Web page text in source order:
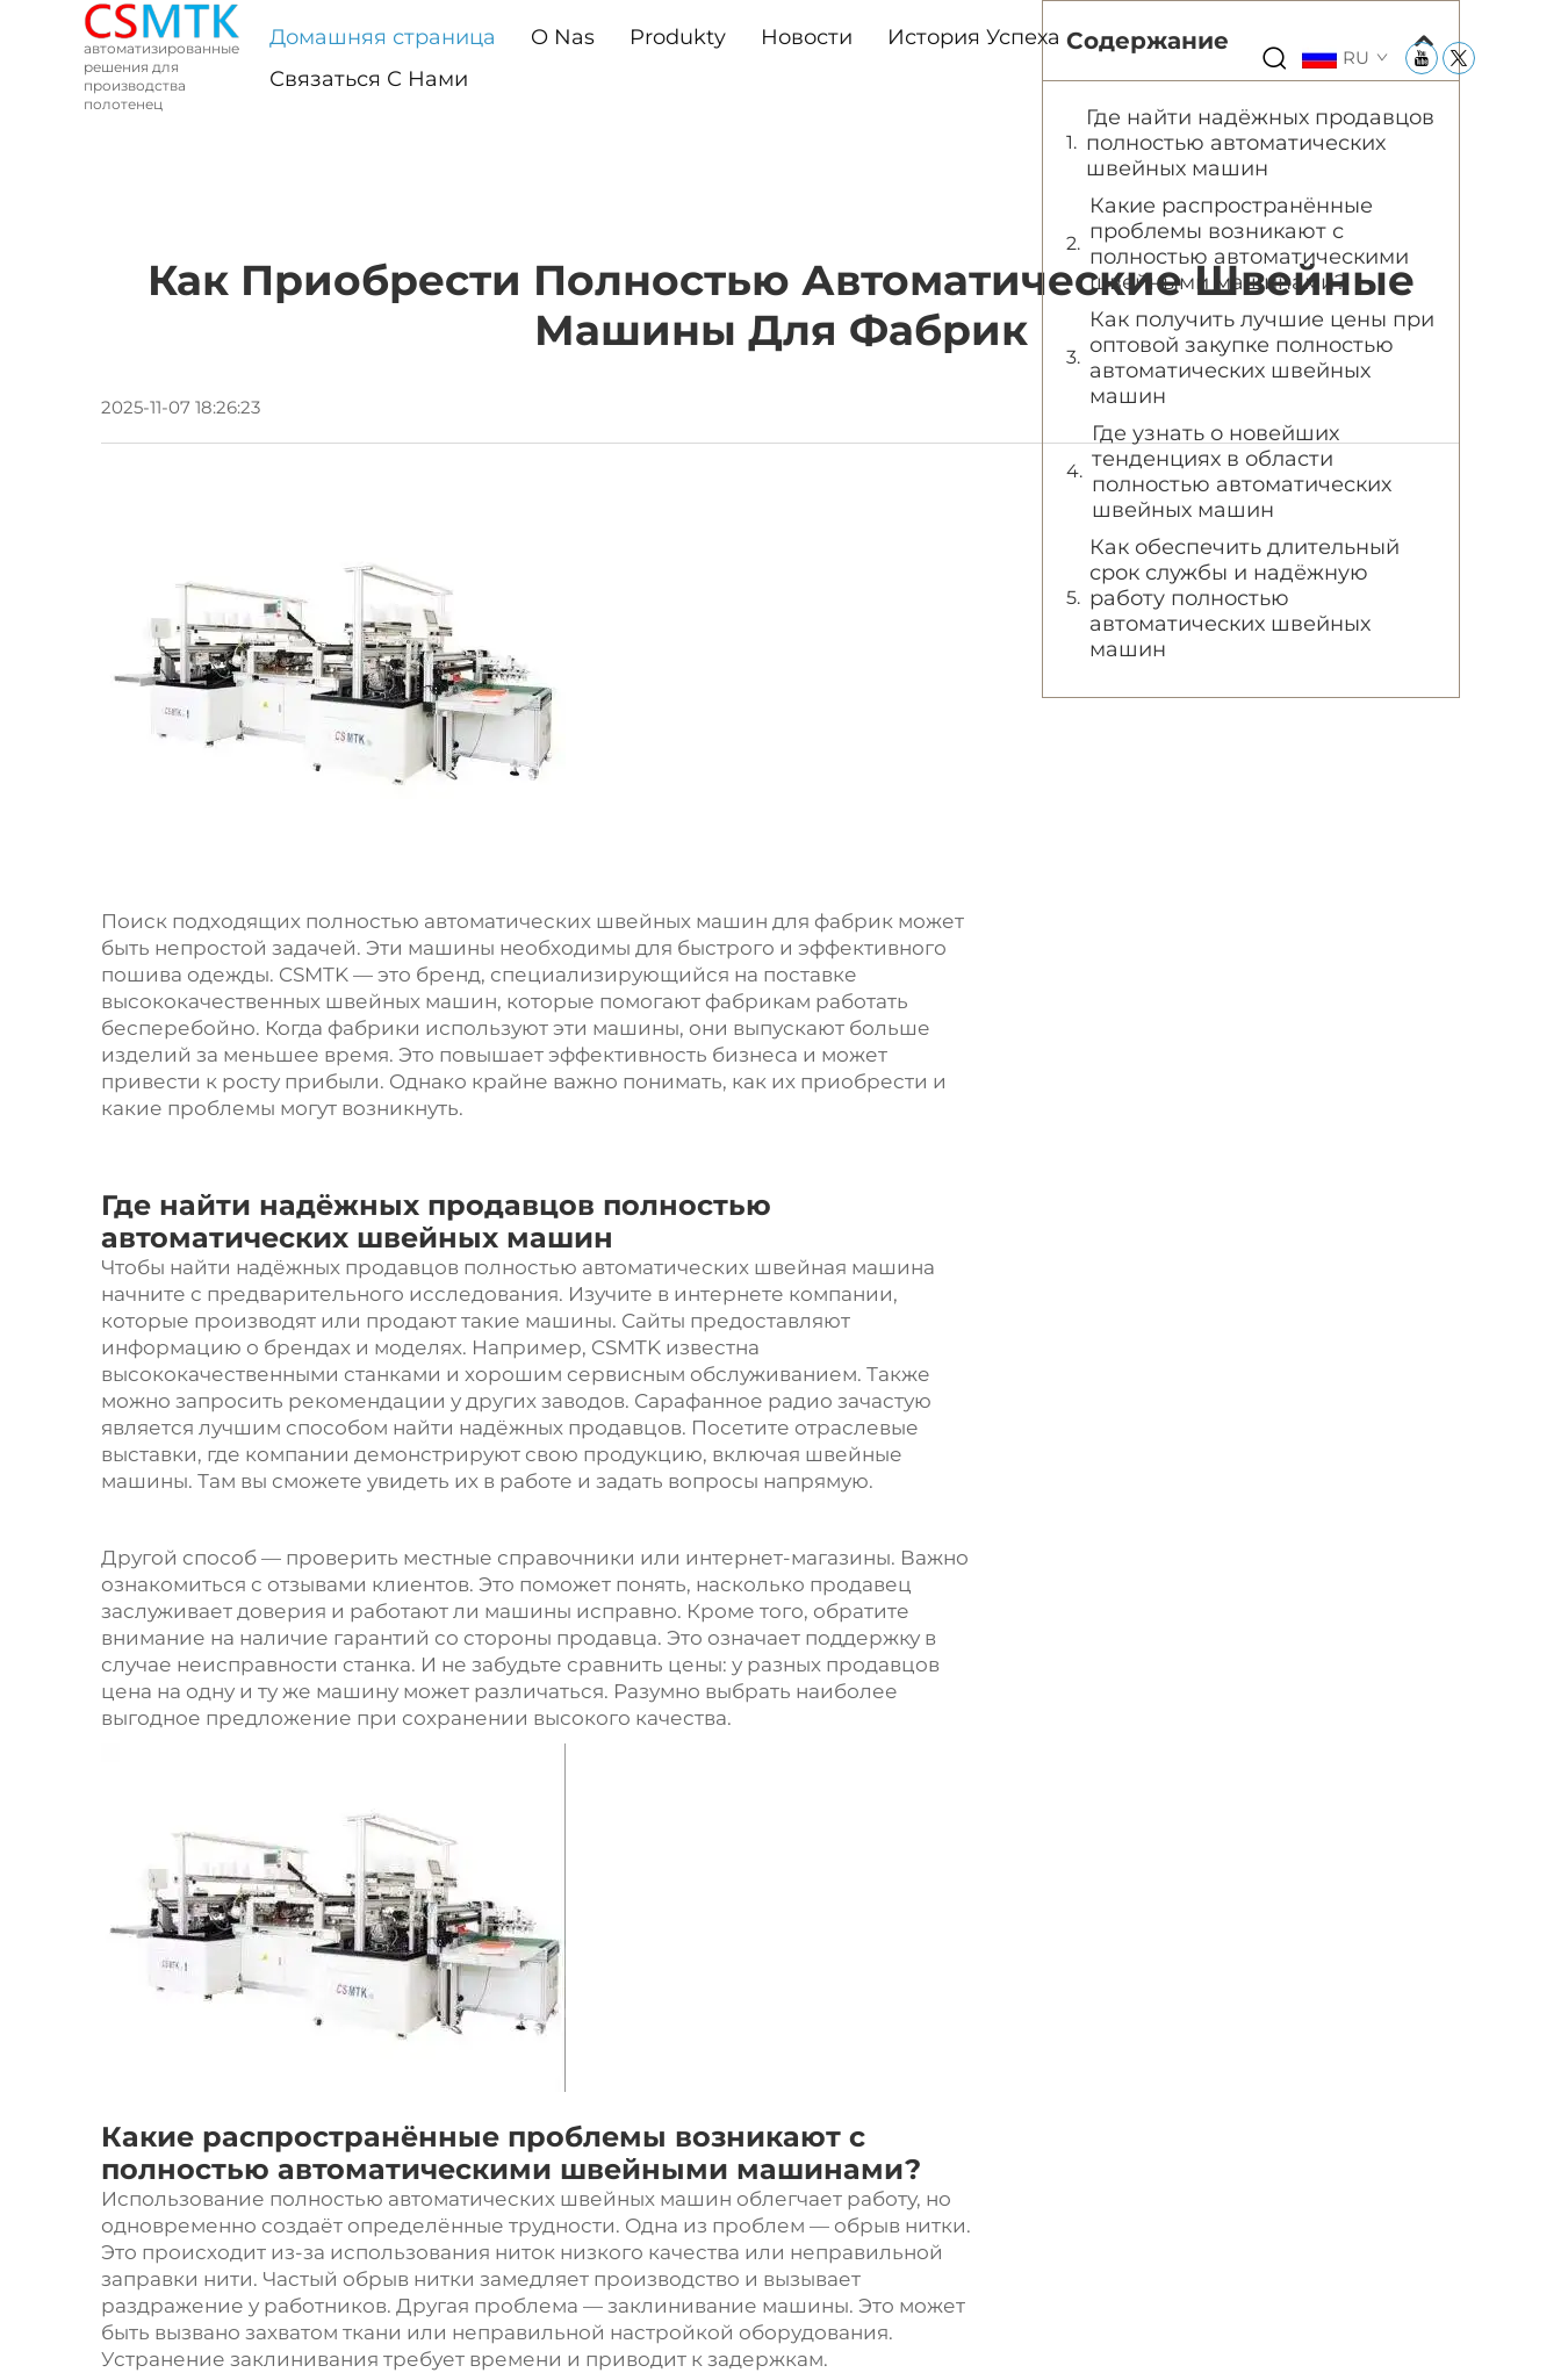
автоматизированные
решения для
производства
полотенец
Домашняя страница O Nas Produkty Новости
История Успеха
Связаться С Нами
RU
Как Приобрести Полностью Автоматические Швейные
Машины Для Фабрик
2025-11-07 18:26:23
Поиск подходящих полностью автоматических швейных машин для фабрик может
быть непростой задачей. Эти машины необходимы для быстрого и эффективного
пошива одежды. CSMTK — это бренд, специализирующийся на поставке
высококачественных швейных машин, которые помогают фабрикам работать
бесперебойно. Когда фабрики используют эти машины, они выпускают больше
изделий за меньшее время. Это повышает эффективность бизнеса и может
привести к росту прибыли. Однако крайне важно понимать, как их приобрести и
какие проблемы могут возникнуть.
Где найти надёжных продавцов полностью
автоматических швейных машин
Чтобы найти надёжных продавцов полностью автоматических швейная машина
начните с предварительного исследования. Изучите в интернете компании,
которые производят или продают такие машины. Сайты предоставляют
информацию о брендах и моделях. Например, CSMTK известна
высококачественными станками и хорошим сервисным обслуживанием. Также
можно запросить рекомендации у других заводов. Сарафанное радио зачастую
является лучшим способом найти надёжных продавцов. Посетите отраслевые
выставки, где компании демонстрируют свою продукцию, включая швейные
машины. Там вы сможете увидеть их в работе и задать вопросы напрямую.
Другой способ — проверить местные справочники или интернет-магазины. Важно
ознакомиться с отзывами клиентов. Это поможет понять, насколько продавец
заслуживает доверия и работают ли машины исправно. Кроме того, обратите
внимание на наличие гарантий со стороны продавца. Это означает поддержку в
случае неисправности станка. И не забудьте сравнить цены: у разных продавцов
цена на одну и ту же машину может различаться. Разумно выбрать наиболее
выгодное предложение при сохранении высокого качества.
Какие распространённые проблемы возникают с
полностью автоматическими швейными машинами?
Использование полностью автоматических швейных машин облегчает работу, но
одновременно создаёт определённые трудности. Одна из проблем — обрыв нитки.
Это происходит из-за использования ниток низкого качества или неправильной
заправки нити. Частый обрыв нитки замедляет производство и вызывает
раздражение у работников. Другая проблема — заклинивание машины. Это может
быть вызвано захватом ткани или неправильной настройкой оборудования.
Устранение заклинивания требует времени и приводит к задержкам.
Содержание
Где найти надёжных продавцов
полностью автоматических
швейных машин
Какие распространённые
проблемы возникают с
полностью автоматическими
швейными машинами?
Как получить лучшие цены при
оптовой закупке полностью
автоматических швейных
машин
Где узнать о новейших
тенденциях в области
полностью автоматических
швейных машин
Как обеспечить длительный
срок службы и надёжную
работу полностью
автоматических швейных
машин